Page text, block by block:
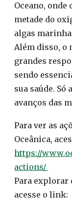
Oceano, onde
metade do
algas
Além disso, o
grandes
sendo
sua saúde.
avanços das
Para ver as
Oceânica,
https://
actions/
Para explorar
acesse o link: